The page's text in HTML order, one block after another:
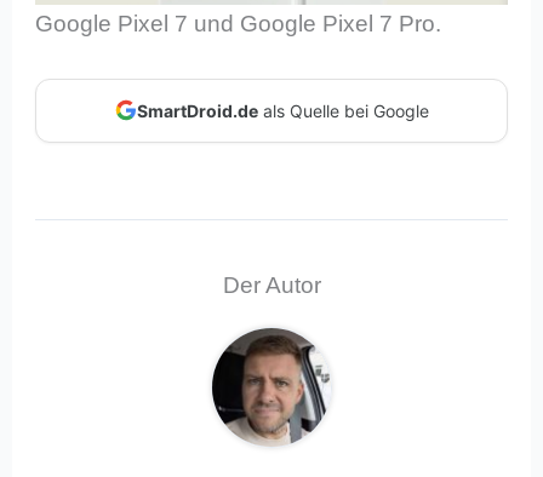
Google Pixel 7 und Google Pixel 7 Pro.
SmartDroid.deals Quelle bei Google
Der Autor